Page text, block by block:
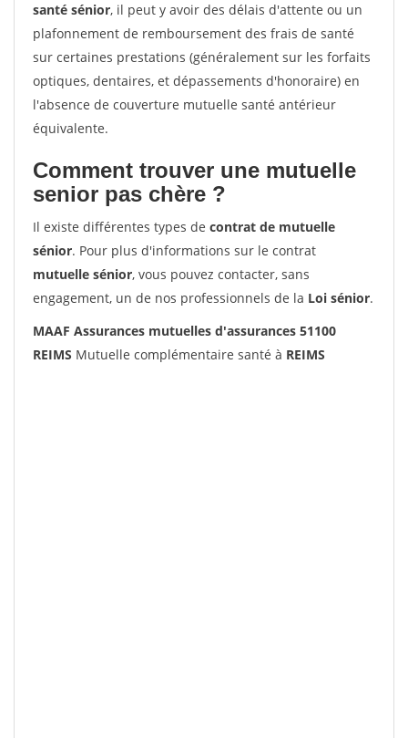
santé sénior, il peut y avoir des délais d'attente ou un
plafonnement de remboursement des frais de santé
sur certaines prestations (généralement sur les forfaits
optiques, dentaires, et dépassements d'honoraire) en
l'absence de couverture mutuelle santé antérieur
équivalente.
Comment trouver une mutuelle
senior pas chère ?
Il existe différentes types de contrat de mutuelle
sénior. Pour plus d'informations sur le contrat
mutuelle sénior, vous pouvez contacter, sans
engagement, un de nos professionnels de la Loi sénior.
MAAF Assurances mutuelles d'assurances 51100
REIMS Mutuelle complémentaire santé à REIMS